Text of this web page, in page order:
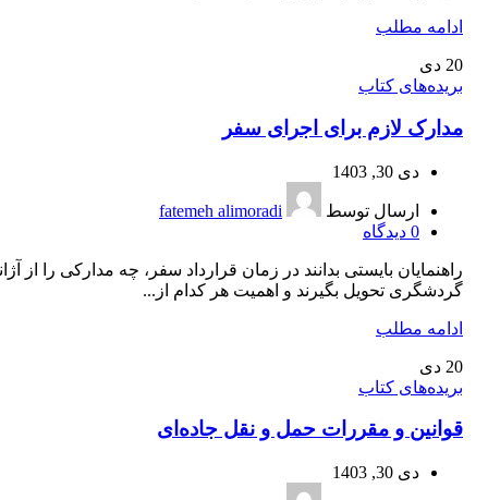
ادامه مطلب
20 دی
بریده‌های کتاب
مدارک لازم برای اجرای سفر
دی 30, 1403
ارسال توسط
fatemeh alimoradi
0 دیدگاه
راهنمایان بایستی بدانند در زمان قرارداد سفر، چه مدارکی را از
گردشگری تحویل بگیرند و اهمیت هر کدام از...
ادامه مطلب
20 دی
بریده‌های کتاب
قوانین و مقررات حمل و نقل جاده‌ای
دی 30, 1403